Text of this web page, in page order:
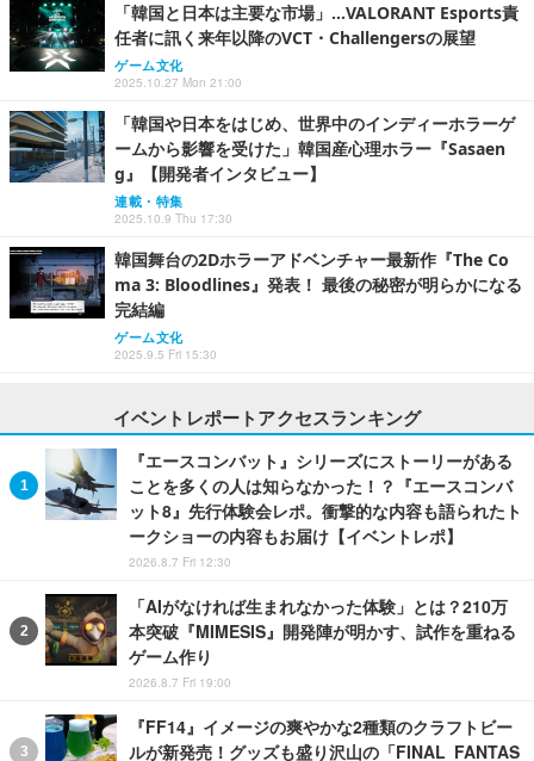
「韓国と日本は主要な市場」…VALORANT Esports責
任者に訊く来年以降のVCT・Challengersの展望
ゲーム文化
2025.10.27 Mon 21:00
「韓国や日本をはじめ、世界中のインディーホラーゲ
ームから影響を受けた」韓国産心理ホラー『Sasaen
g』【開発者インタビュー】
連載・特集
2025.10.9 Thu 17:30
韓国舞台の2Dホラーアドベンチャー最新作『The Co
ma 3: Bloodlines』発表！ 最後の秘密が明らかになる
完結編
ゲーム文化
2025.9.5 Fri 15:30
イベントレポートアクセスランキング
『エースコンバット』シリーズにストーリーがある
ことを多くの人は知らなかった！？『エースコンバ
ット8』先行体験会レポ。衝撃的な内容も語られたト
ークショーの内容もお届け【イベントレポ】
2026.8.7 Fri 12:30
「AIがなければ生まれなかった体験」とは？210万
本突破『MIMESIS』開発陣が明かす、試作を重ねる
ゲーム作り
2026.8.7 Fri 19:00
『FF14』イメージの爽やかな2種類のクラフトビー
ルが新発売！グッズも盛り沢山の「FINAL FANTAS